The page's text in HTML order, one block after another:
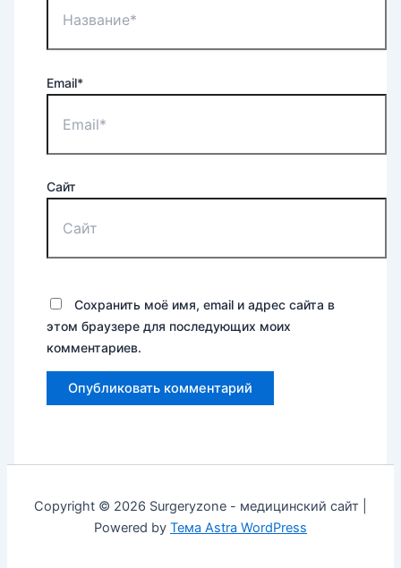
Email*
Сайт
Сохранить моё имя, email и адрес сайта в
этом браузере для последующих моих
комментариев.
Copyright © 2026 Surgeryzone - медицинский сайт |
Powered by Тема Astra WordPress